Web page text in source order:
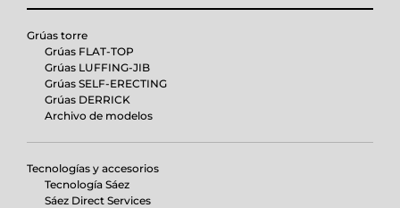
Grúas torre
Grúas FLAT-TOP
Grúas LUFFING-JIB
Grúas SELF-ERECTING
Grúas DERRICK
Archivo de modelos
Tecnologías y accesorios
Tecnología Sáez
Sáez Direct Services